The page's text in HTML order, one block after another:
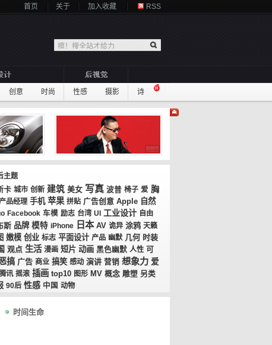
首页 关于 加入收藏 RSS
创意 时尚 性感 摄影 诗
主题
卡 城市 创新 建筑 美女 写真 波普 椅子 爱 胸
品经理 手机 苹果 拼贴 广告创意 Apple 自然
Facebook 车模 励志 台湾 UI 工业设计 自由
斯 品牌 模特 iPhone 日本 AV 诡异 涂鸦 天籁
嫩模 创业 标志 平面设计 产品 幽默 几何 时装
观点 生活 漫画 短片 动画 黑色幽默 人性 可
搞 广告 商业 搞笑 感动 演讲 营销 想象力 爱
讯 摇滚 插画 top10 图形 MV 概念 雕塑 另类
90后 性感 中国 动物
时间生命